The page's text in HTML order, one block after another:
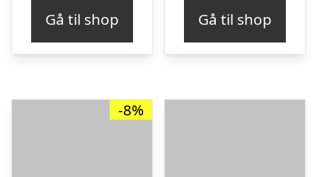
kr. 3.861,30.kr. 3.362,00.
Gå til shop
kr. 2.461,38.
Gå til shop
-8%